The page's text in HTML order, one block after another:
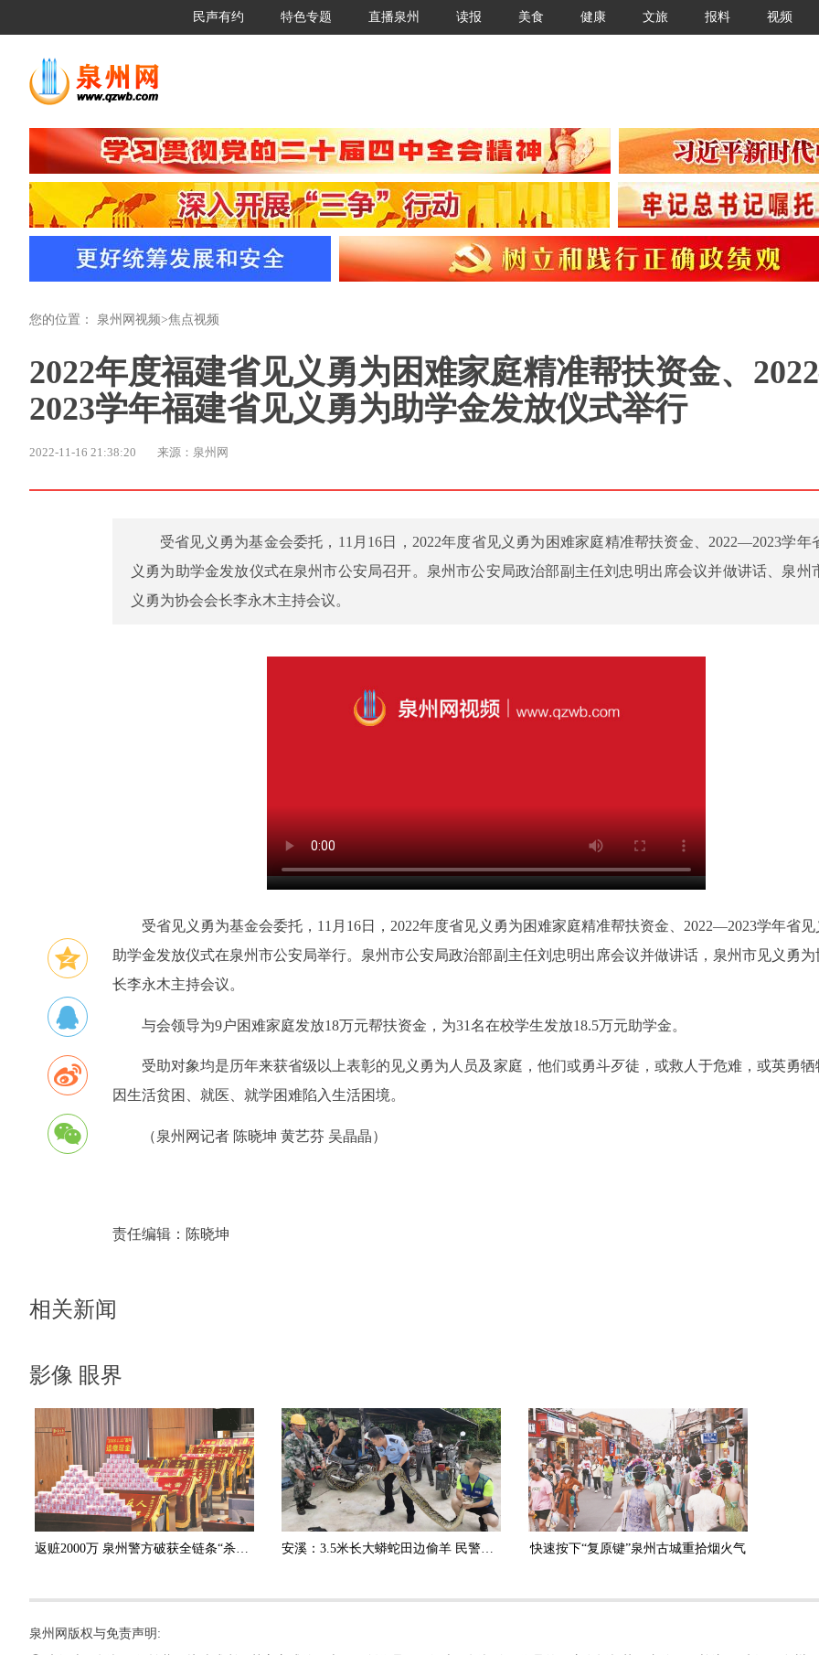
民声有约 特色专题 直播泉州 读报 美食 健康 文旅 报料 视频
您的位置： 泉州网视频>焦点视频
2022年度福建省见义勇为困难家庭精准帮扶资金、
2023学年福建省见义勇为助学金发放仪式举行
2022-11-16 21:38:20 来源：泉州网
受省见义勇为基金会委托，11月16日，2022年度省见义勇为困难家庭精准帮扶资金、2022—2023学年
义勇为助学金发放仪式在泉州市公安局召开。泉州市公安局政治部副主任刘忠明出席会议并做讲话、泉州
义勇为协会会长李永木主持会议。
受省见义勇为基金会委托，11月16日，2022年度省见义勇为困难家庭精准帮扶资金、2022—2023学年省
助学金发放仪式在泉州市公安局举行。泉州市公安局政治部副主任刘忠明出席会议并做讲话，泉州市见义勇为
长李永木主持会议。
与会领导为9户困难家庭发放18万元帮扶资金，为31名在校学生发放18.5万元助学金。
受助对象均是历年来获省级以上表彰的见义勇为人员及家庭，他们或勇斗歹徒，或救人于危难，或英勇牺
因生活贫困、就医、就学困难陷入生活困境。
（泉州网记者 陈晓坤 黄艺芬 吴晶晶）
责任编辑： 陈晓坤
相关新闻
影像 眼界
快速按下“复原键”泉州古城重拾烟火气
泉州网版权与免责声明: